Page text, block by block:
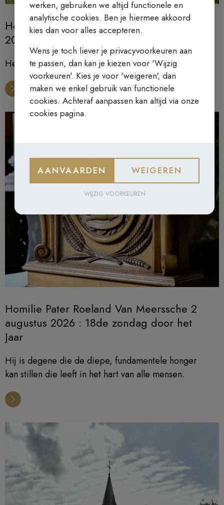
Homilie Pater Lukas Martens 9 augustus
2026 : 19de zondag door het Jaar
Heer, red ons, wij vergaan
Homilie Pater Roeland Van Meerssche 2
augustus 2026 : 18de zondag door het
Jaar
Hij is degene die de diepe, fundamentele honger
kan stillen die leeft in het hart van alle mensen.
werken, gebruiken we altijd functionele en
analytische cookies. Ben je hiermee akkoord
kies dan voor alles accepteren.
Wens je toch liever je privacyvoorkeuren aan
te passen, dan kan je kiezen voor 'Wijzig
voorkeuren'. Kies je voor 'weigeren', dan
maken we enkel gebruik van functionele
cookies. Achteraf aanpassen kan altijd via onze
cookies pagina.
AANVAARDEN WEIGEREN
WIJZIG VOORKEUREN